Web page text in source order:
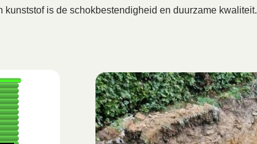
kunststof is de schokbestendigheid en duurzame kwaliteit.